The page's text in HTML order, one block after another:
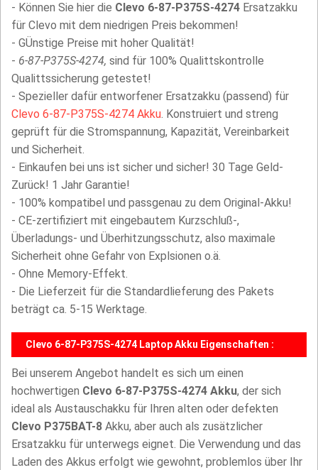
- Können Sie hier die Clevo 6-87-P375S-4274 Ersatzakku
für Clevo mit dem niedrigen Preis bekommen!
- GÜnstige Preise mit hoher Qualität!
- 6-87-P375S-4274, sind für 100% Qualittskontrolle
Qualittssicherung getestet!
- Spezieller dafür entworfener Ersatzakku (passend) für
Clevo 6-87-P375S-4274 Akku. Konstruiert und streng
geprüft für die Stromspannung, Kapazität, Vereinbarkeit
und Sicherheit.
- Einkaufen bei uns ist sicher und sicher! 30 Tage Geld-
Zurück! 1 Jahr Garantie!
- 100% kompatibel und passgenau zu dem Original-Akku!
- CE-zertifiziert mit eingebautem Kurzschluß-,
Überladungs- und Überhitzungsschutz, also maximale
Sicherheit ohne Gefahr von Explsionen o.ä.
- Ohne Memory-Effekt.
- Die Lieferzeit für die Standardlieferung des Pakets
beträgt ca. 5-15 Werktage.
Clevo 6-87-P375S-4274 Laptop Akku Eigenschaften :
Bei unserem Angebot handelt es sich um einen
hochwertigen Clevo 6-87-P375S-4274 Akku, der sich
ideal als Austauschakku für Ihren alten oder defekten
Clevo P375BAT-8 Akku, aber auch als zusätzlicher
Ersatzakku für unterwegs eignet. Die Verwendung und das
Laden des Akkus erfolgt wie gewohnt, problemlos über Ihr